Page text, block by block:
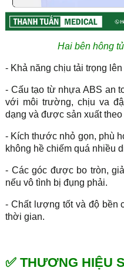
Hai bên hông
- Khả năng chịu tải trọng
- Cấu tạo từ nhựa ABS an
với môi trường, chịu va
dạng và được sản xuất
- Kích thước nhỏ gọn, phù
không hề chiếm quá nhiều
- Các góc được bo tròn,
nếu vô tình bị đụng phải.
- Chất lượng tốt và độ bền
thời gian.
✅ THƯƠNG HIỆU